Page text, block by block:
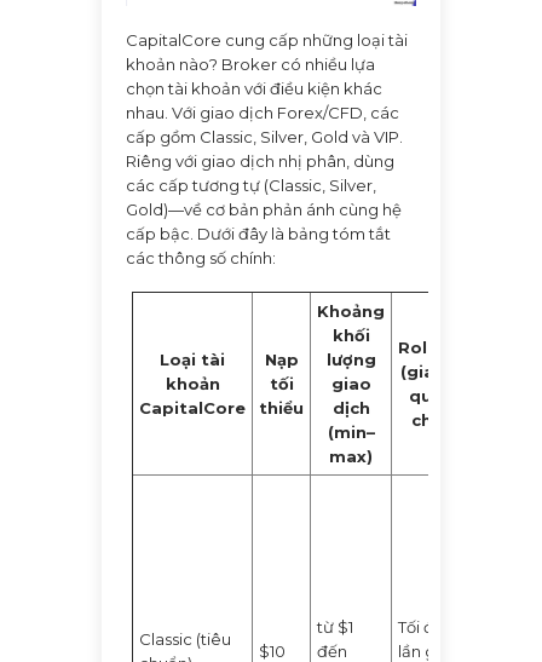
CapitalCore cung cấp những loại tài
khoản nào? Broker có nhiều lựa
chọn tài khoản với điều kiện khác
nhau. Với giao dịch Forex/CFD, các
cấp gồm Classic, Silver, Gold và VIP.
Riêng với giao dịch nhị phân, dùng
các cấp tương tự (Classic, Silver,
Gold)—về cơ bản phản ánh cùng hệ
cấp bậc. Dưới đây là bảng tóm tắt
các thông số chính:
Loại tài
khoản
CapitalCore
Nạp
tối
thiểu
Khoảng
khối
lượng
giao
dịch
(min–
max)
Rollover
(gia hạn
quyền
chọn)
Classic (tiêu
$10
từ $1
đến
Tối đa 3
lần gia